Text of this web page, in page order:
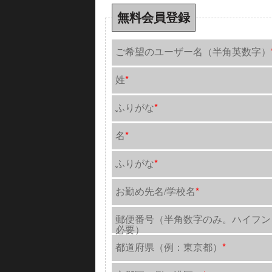
無料会員登録
ご希望のユーザー名（半角英数字）
姓*
ふりがな*
名*
ふりがな*
お勤め先名/学校名*
郵便番号（半角数字のみ。ハイフン
必要）
都道府県（例：東京都） *